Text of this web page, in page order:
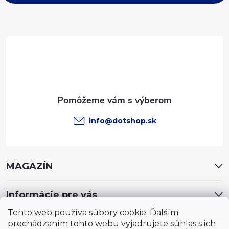
Tento web používa súbory cookie. Ďalším
prechádzaním tohto webu vyjadrujete súhlas s ich
info@dotshop.sk
MAGAZÍN
Informácie pre vás